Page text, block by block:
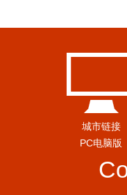
城市链接
PC电脑版